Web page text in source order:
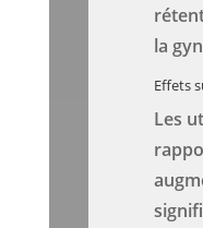
la
Effets
Les